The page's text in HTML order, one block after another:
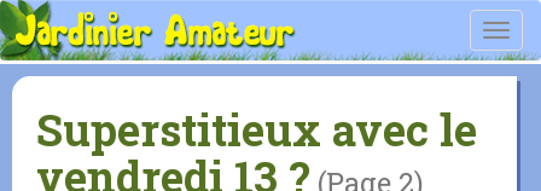
Superstitieux avec le
vendredi 13 ? (Page 2)